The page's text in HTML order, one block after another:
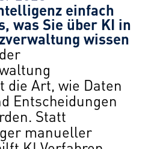
einfach
was Sie über KI in
wissen
die Art, wie Daten
Entscheidungen
Statt
manueller